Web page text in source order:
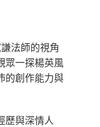
法師的視角
眾一探楊英風
的創作能力與
歷與深情人